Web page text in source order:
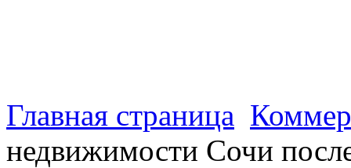
Главная страница
недвижимости Сочи